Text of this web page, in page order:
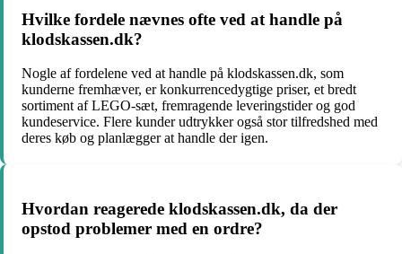
Hvilke fordele nævnes ofte ved at handle på
klodskassen.dk?
Nogle af fordelene ved at handle på klodskassen.dk, som
kunderne fremhæver, er konkurrencedygtige priser, et bredt
sortiment af LEGO-sæt, fremragende leveringstider og god
kundeservice. Flere kunder udtrykker også stor tilfredshed med
deres køb og planlægger at handle der igen.
Hvordan reagerede klodskassen.dk, da der
opstod problemer med en ordre?